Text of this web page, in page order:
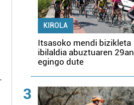
KIROLA
Itsasoko mendi bizikleta
ibilaldia abuztuaren 29an
egingo dute
3